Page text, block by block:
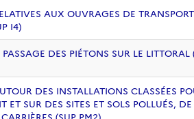
AUX OUVRAGES DE
I4)
DES PIÉTONS SUR LE LITTORAL
DES INSTALLATIONS CLASSÉES
ET SUR DES SITES ET SOLS POLLUÉS,